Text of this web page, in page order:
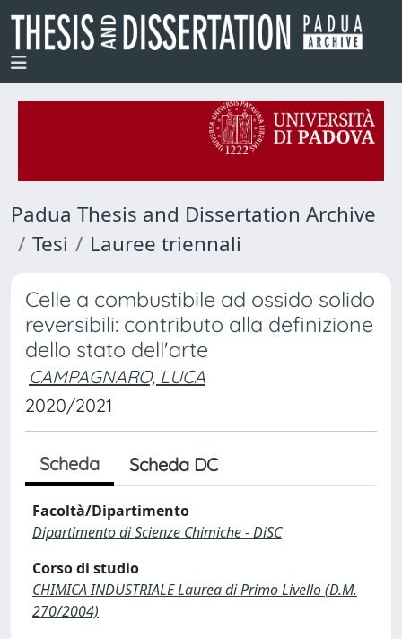
Padua Thesis and Dissertation Archive
Tesi
Lauree triennali
Celle a combustibile ad ossido solido
reversibili: contributo alla definizione
dello stato dell'arte
CAMPAGNARO, LUCA
2020/2021
Scheda Scheda DC
Facoltà/Dipartimento
Dipartimento di Scienze Chimiche - DiSC
Corso di studio
CHIMICA INDUSTRIALE Laurea di Primo Livello (D.M.
270/2004)